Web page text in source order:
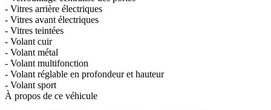
- Vitres arrière électriques
- Vitres avant électriques
- Vitres teintées
- Volant cuir
- Volant métal
- Volant multifonction
- Volant réglable en profondeur et hauteur
- Volant sport
À propos de ce véhicule